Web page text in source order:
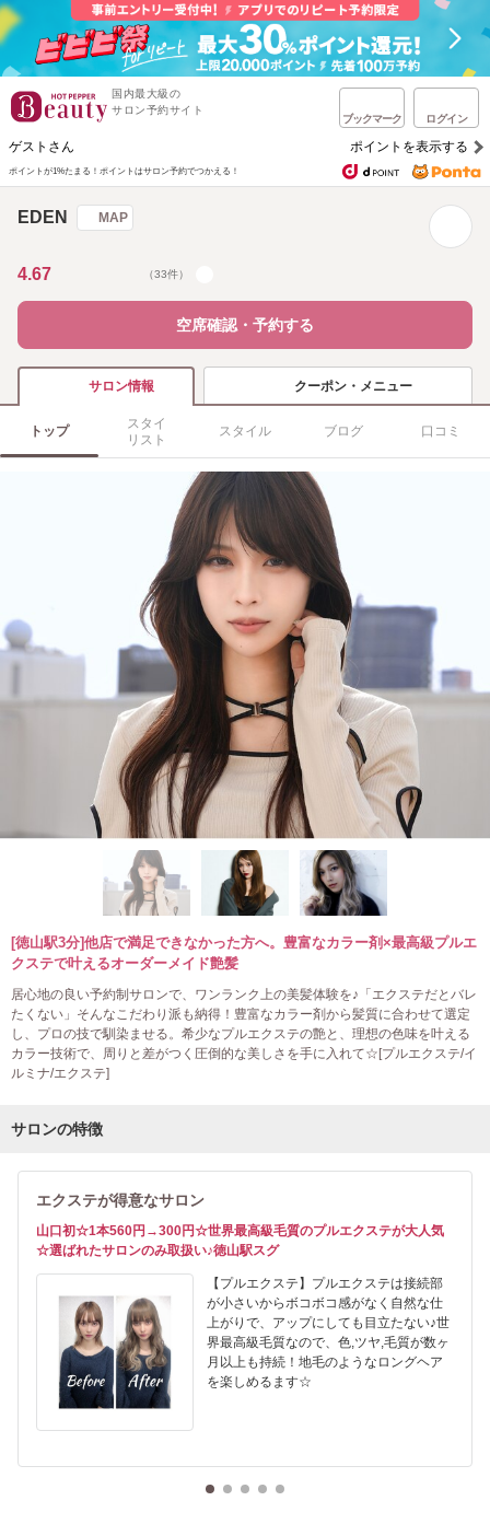
国内最大級の
サロン予約サイト
ブックマーク ログイン
ゲストさん ポイントを表示する
ポイントが1%たまる！ ポイントはサロン予約でつかえる！
EDEN MAP
4.67 （33件）
空席確認・予約する
サロン情報 クーポン・メニュー
トップ
スタイ
リスト
スタイル ブログ 口コミ
[徳山駅3分]他店で満足できなかった方へ。豊富なカラー剤×最高級プルエ
クステで叶えるオーダーメイド艶髪
居心地の良い予約制サロンで、ワンランク上の美髪体験を♪「エクステだとバレ
たくない」そんなこだわり派も納得！豊富なカラー剤から髪質に合わせて選定
し、プロの技で馴染ませる。希少なプルエクステの艶と、理想の色味を叶える
カラー技術で、周りと差がつく圧倒的な美しさを手に入れて☆[プルエクステ/イ
ルミナ/エクステ]
サロンの特徴
エクステが得意なサロン
山口初☆1本560円→300円☆世界最高級毛質のプルエクステが大人気
☆選ばれたサロンのみ取扱い♪徳山駅スグ
【プルエクステ】プルエクステは接続部
が小さいからボコボコ感がなく自然な仕
上がりで、アップにしても目立たない♪世
界最高級毛質なので、色,ツヤ,毛質が数ヶ
月以上も持続！地毛のようなロングヘア
を楽しめるます☆